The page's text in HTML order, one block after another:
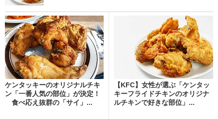
ケンタッキーのオリジナルチキ
ン「一番人気の部位」が決定！
食べ応え抜群の「サイ」...
【KFC】女性が選ぶ「ケンタッ
キーフライドチキンのオリジナ
ルチキンで好きな部位」...